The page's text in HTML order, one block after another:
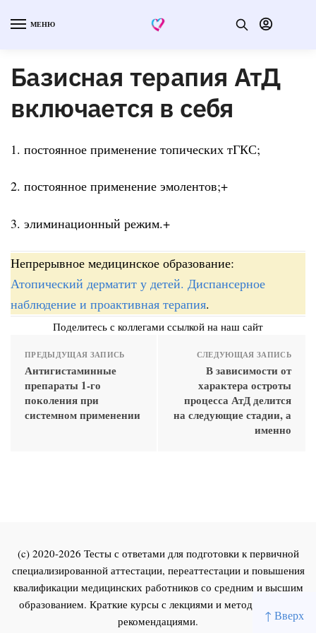
↑ Вверх
МЕНЮ
Базисная терапия АтД
включается в себя
1. постоянное применение топических тГКС;
2. постоянное применение эмолентов;+
3. элиминационный режим.+
Непрерывное медицинское образование:
Атопический дерматит у детей. Диспансерное
наблюдение и проактивная терапия.
Поделитесь с коллегами ссылкой на наш сайт
ПРЕДЫДУЩАЯ ЗАПИСЬ
Антигистаминные
препараты 1-го
поколения при
системном применении
СЛЕДУЮЩАЯ ЗАПИСЬ
В зависимости от
характера остроты
процесса АтД делится
на следующие стадии, а
именно
(c) 2020-2026 Тесты с ответами для подготовки к первичной
специализированной аттестации, переаттестации и повышения
квалификации медицинских работников со средним и высшим
образованием. Краткие курсы с лекциями и методическими
рекомендациями.